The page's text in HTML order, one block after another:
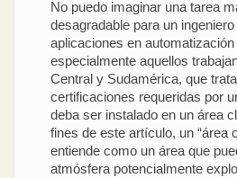
No puedo imaginar una tarea
desagradable para un ingeniero
aplicaciones en
especialmente aquellos
Central y Sudamérica, que
certificaciones requeridas por
deba ser instalado en un área
fines de este artículo, un “área
entiende como un área que
atmósfera potencialmente